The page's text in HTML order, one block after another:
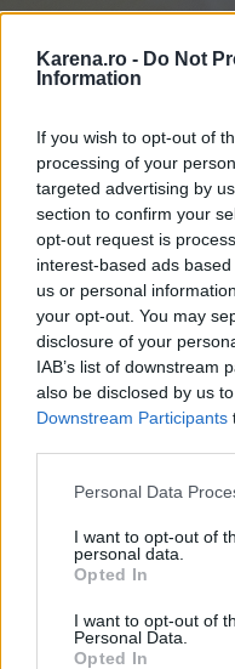
Karena.ro - Do Not
Information
If you wish to opt-out of
processing of your
targeted advertising by
section to confirm your
opt-out request is
interest-based ads
us or personal
your opt-out. You may
disclosure of your
IAB’s list of downstream
also be disclosed by us
Downstream Participants
Please note that this
not limited to your visit
grant or deny consent to
use your data for below
consent section.
Personal Data
I want to opt-out of
personal data.
Opted In
I want to opt-out of
Personal Data.
Opted In
Un alt motiv pentru
haine este faptul că
reducerea stresului
bine, oboseala va
nivelului tău de
reprezenta unfactor
depresiei.
5. Nu te vei mai
fie legat de
studiucare a
timp de trei ani,
o posibilă legătură
creșterea în